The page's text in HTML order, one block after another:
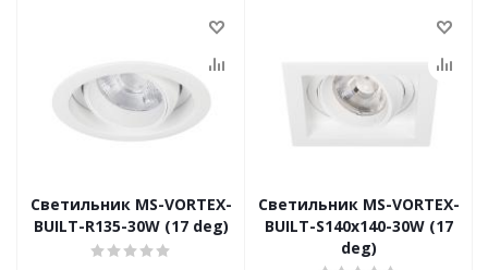
Светильник MS-VORTEX-
BUILT-R135-30W (17 deg)
Светильник MS-VORTEX-
BUILT-S140x140-30W (17
deg)